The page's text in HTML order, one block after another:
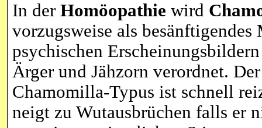
In der Homöopathie wird
vorzugsweise als
psychischen
Ärger und Jähzorn verordnet. Der
Chamomilla-Typus ist schnell
neigt zu Wutausbrüchen falls er